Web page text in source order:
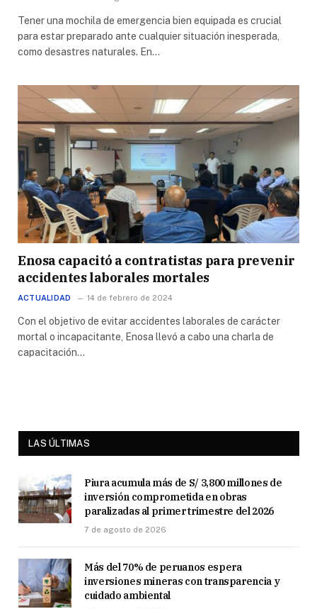
Tener una mochila de emergencia bien equipada es crucial
para estar preparado ante cualquier situación inesperada,
como desastres naturales. En…
Enosa capacitó a contratistas para prevenir
accidentes laborales mortales
ACTUALIDAD 14 de febrero de 2024
Con el objetivo de evitar accidentes laborales de carácter
mortal o incapacitante, Enosa llevó a cabo una charla de
capacitación…
LAS ÚLTIMAS
Piura acumula más de S/ 3,800 millones de
inversión comprometida en obras
paralizadas al primer trimestre del 2026
7 de agosto de 2026
Más del 70% de peruanos espera
inversiones mineras con transparencia y
cuidado ambiental